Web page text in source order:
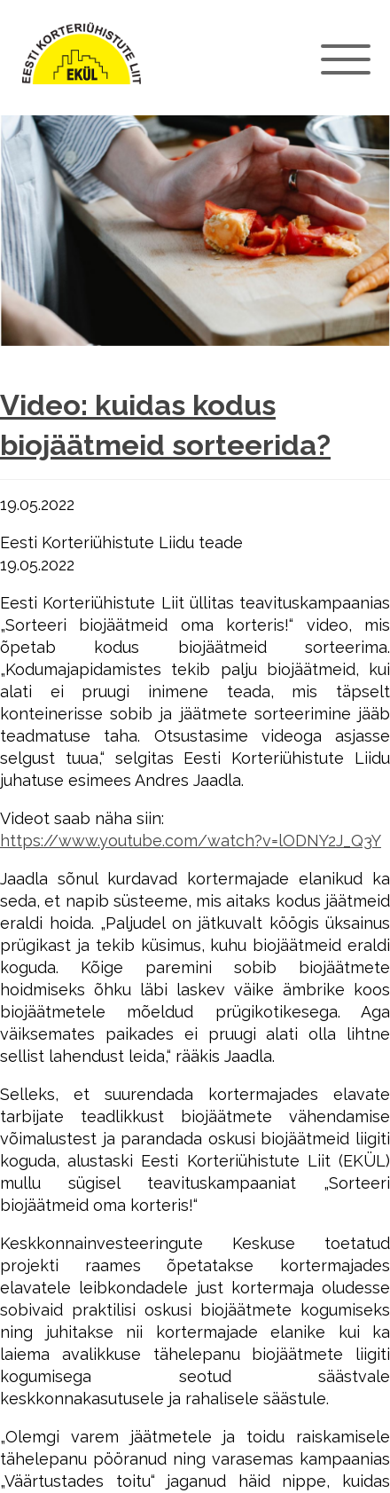
Video: kuidas kodus
biojäätmeid sorteerida?
19.05.2022
Eesti Korteriühistute Liidu teade
19.05.2022
Eesti Korteriühistute Liit üllitas teavituskampaanias
„Sorteeri biojäätmeid oma korteris!“ video, mis
õpetab kodus biojäätmeid sorteerima.
„Kodumajapidamistes tekib palju biojäätmeid, kui
alati ei pruugi inimene teada, mis täpselt
konteinerisse sobib ja jäätmete sorteerimine jääb
teadmatuse taha. Otsustasime videoga asjasse
selgust tuua,“ selgitas Eesti Korteriühistute Liidu
juhatuse esimees Andres Jaadla.
Videot saab näha siin:
https://www.youtube.com/watch?v=lODNY2J_Q3Y
Jaadla sõnul kurdavad kortermajade elanikud ka
seda, et napib süsteeme, mis aitaks kodus jäätmeid
eraldi hoida. „Paljudel on jätkuvalt köögis üksainus
prügikast ja tekib küsimus, kuhu biojäätmeid eraldi
koguda. Kõige paremini sobib biojäätmete
hoidmiseks õhku läbi laskev väike ämbrike koos
biojäätmetele mõeldud prügikotikesega. Aga
väiksemates paikades ei pruugi alati olla lihtne
sellist lahendust leida,“ rääkis Jaadla.
Selleks, et suurendada kortermajades elavate
tarbijate teadlikkust biojäätmete vähendamise
võimalustest ja parandada oskusi biojäätmeid liigiti
koguda, alustaski Eesti Korteriühistute Liit (EKÜL)
mullu sügisel teavituskampaaniat „Sorteeri
biojäätmeid oma korteris!“
Keskkonnainvesteeringute Keskuse toetatud
projekti raames õpetatakse kortermajades
elavatele leibkondadele just kortermaja oludesse
sobivaid praktilisi oskusi biojäätmete kogumiseks
ning juhitakse nii kortermajade elanike kui ka
laiema avalikkuse tähelepanu biojäätmete liigiti
kogumisega seotud säästvale
keskkonnakasutusele ja rahalisele säästule.
„Olemgi varem jäätmetele ja toidu raiskamisele
tähelepanu pööranud ning varasemas kampaanias
„Väärtustades toitu“ jaganud häid nippe, kuidas